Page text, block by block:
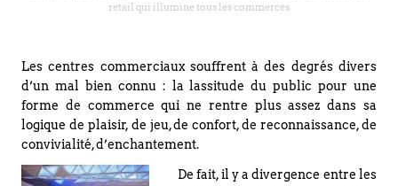
retail qui illumine tous les commerces
Les centres commerciaux souffrent à des degrés divers
d’un mal bien connu : la lassitude du public pour une
forme de commerce qui ne rentre plus assez dans sa
logique de plaisir, de jeu, de confort, de reconnaissance, de
convivialité, d’enchantement.
De fait, il y a divergence entre les